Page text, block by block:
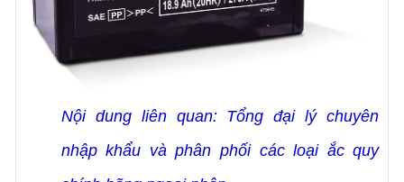
Nội dung liên quan: Tổng đại lý chuyên
nhập khẩu và phân phối các loại ắc quy